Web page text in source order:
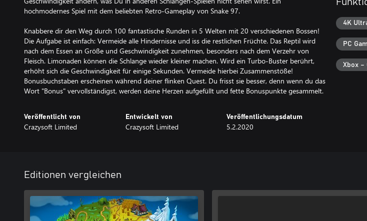
hochmodernes Spiel mit dem beliebten Retro-Gameplay von Snake 97.
Knabbere dir den Weg durch 100 fantastische Runden in 5 Welten mit 20 verschiedenen Bossen!
Die Aufgabe ist einfach: Vermeide alle Hindernisse und iss die restlichen Früchte. Das Reptil wird
nach dem Essen an Größe und Geschwindigkeit zunehmen, besonders nach dem Verzehr von
Fleisch. Limonaden können die Schlange wieder kleiner machen. Wird ein Turbo-Buster berührt,
erhöht sich die Geschwindigkeit für einige Sekunden. Vermeide hierbei Zusammenstöße!
Bonusbuchstaben erscheinen während deiner flinken Quest. Du frisst sie besser, denn wenn du das
Wort "Bonus" vervollständigst, werden deine Herzen aufgefüllt und fette Bonuspunkte gesammelt.
Veröffentlicht von
Crazysoft Limited
Entwickelt von
Crazysoft Limited
Veröffentlichungsdatum
5.2.2020
4K
PC
Xbox –
Editionen vergleichen